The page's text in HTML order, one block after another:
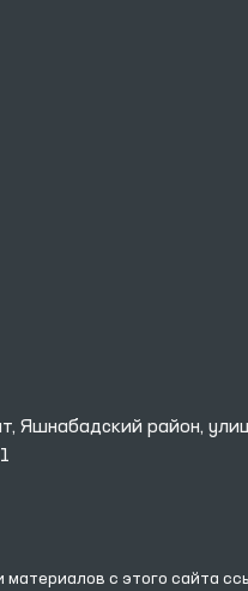
Яшнабадский район,
материалов с этого сайта